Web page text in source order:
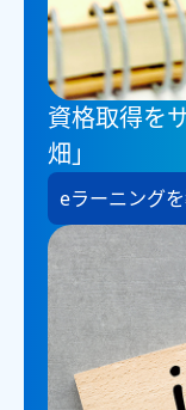
資格取得を
畑」
eラーニング